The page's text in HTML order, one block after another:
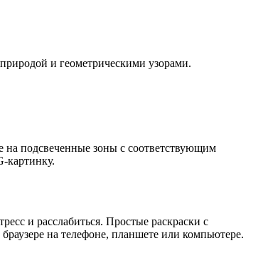
и геометрическими узорами.
на подсвеченные зоны с соответствующим
картинку.
и расслабиться. Простые раскраски с
на телефоне, планшете или компьютере.